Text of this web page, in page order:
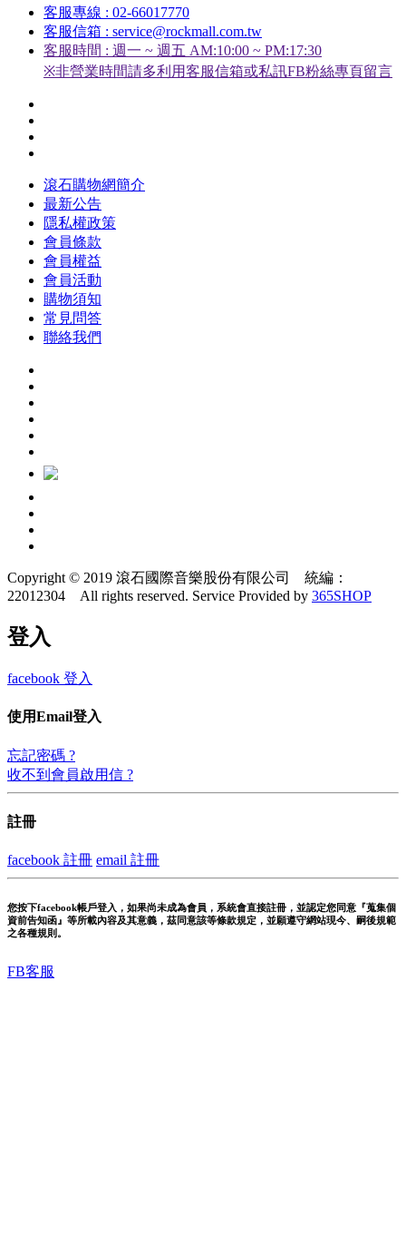
客服專線 : 02-66017770
客服信箱 : service@rockmall.com.tw
客服時間 : 週一 ~ 週五 AM:10:00 ~ PM:17:30
※非營業時間請多利用客服信箱或私訊FB粉絲專頁留言
滾石購物網簡介
最新公告
隱私權政策
會員條款
會員權益
會員活動
購物須知
常見問答
聯絡我們
Copyright © 2019 滾石國際音樂股份有限公司 統編：
22012304 All rights reserved. Service Provided by 365SHOP
登入
facebook 登入
使用Email登入
忘記密碼 ?
收不到會員啟用信 ?
註冊
facebook 註冊 email 註冊
您按下facebook帳戶登入，如果尚未成為會員，系統會直接註冊，並認定您同意『蒐集個
資前告知函』等所載內容及其意義，茲同意該等條款規定，並願遵守網站現今、嗣後規範
之各種規則。
FB客服